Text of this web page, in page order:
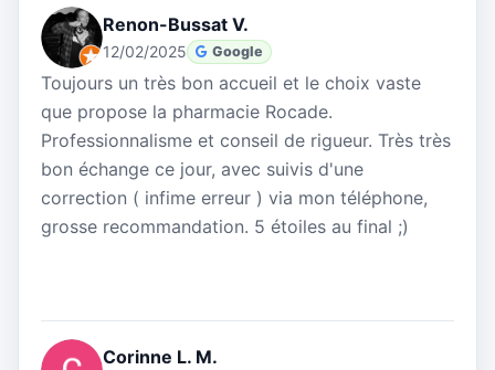
Renon-Bussat V.
12/02/2025 Google
Toujours un très bon accueil et le choix vaste
que propose la pharmacie Rocade.
Professionnalisme et conseil de rigueur. Très très
bon échange ce jour, avec suivis d'une
correction ( infime erreur ) via mon téléphone,
grosse recommandation. 5 étoiles au final ;)
Corinne L. M.